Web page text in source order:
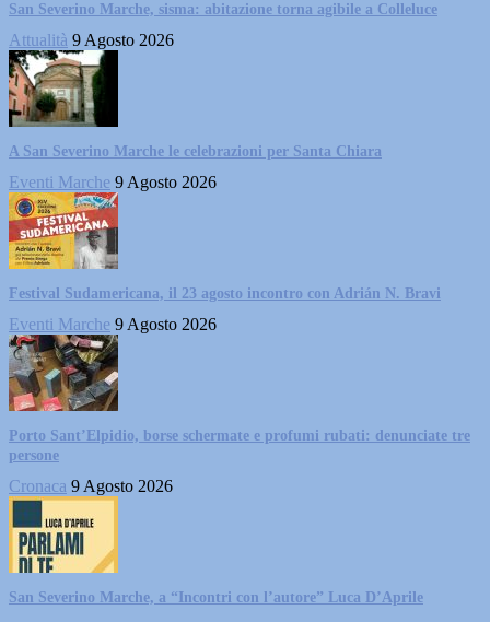
San Severino Marche, sisma: abitazione torna agibile a Colleluce
Attualità 9 Agosto 2026
A San Severino Marche le celebrazioni per Santa Chiara
Eventi Marche 9 Agosto 2026
Festival Sudamericana, il 23 agosto incontro con Adrián N. Bravi
Eventi Marche 9 Agosto 2026
Porto Sant’Elpidio, borse schermate e profumi rubati: denunciate tre
persone
Cronaca 9 Agosto 2026
San Severino Marche, a “Incontri con l’autore” Luca D’Aprile